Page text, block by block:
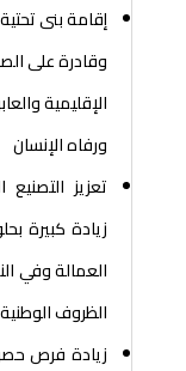
إقامة بنى
وقادرة على
الإقليمية
ورفاه الإنسان
تعزيز
العمالة وفي
الظروف الوطنية
زيادة فرص